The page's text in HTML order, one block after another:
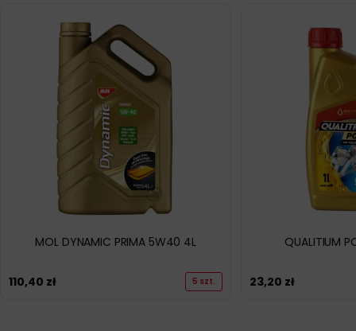
MOL DYNAMIC PRIMA 5W40 4L
110,40 zł 5 szt.
QUALITIUM
23,20 zł